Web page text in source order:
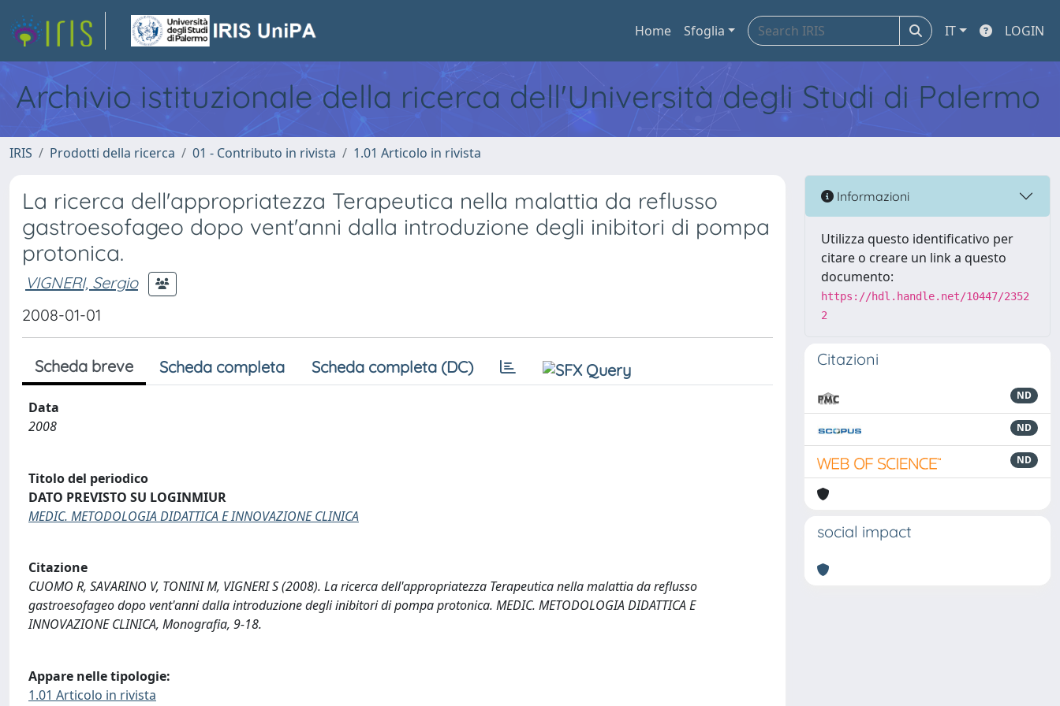
Home Sfoglia IT LOGIN
Archivio istituzionale della ricerca dell'Università degli Studi di Palermo
IRIS Prodotti della ricerca 01 - Contributo in rivista 1.01 Articolo in rivista
La ricerca dell'appropriatezza Terapeutica nella malattia da reflusso
gastroesofageo dopo vent'anni dalla introduzione degli inibitori di pompa
protonica.
VIGNERI, Sergio
2008-01-01
Scheda breve Scheda completa Scheda completa (DC)
Data
2008
Titolo del periodico
DATO PREVISTO SU LOGINMIUR
MEDIC. METODOLOGIA DIDATTICA E INNOVAZIONE CLINICA
Citazione
CUOMO R, SAVARINO V, TONINI M, VIGNERI S (2008). La ricerca dell'appropriatezza Terapeutica nella malattia da reflusso
gastroesofageo dopo vent'anni dalla introduzione degli inibitori di pompa protonica. MEDIC. METODOLOGIA DIDATTICA E
INNOVAZIONE CLINICA, Monografia, 9-18.
Appare nelle tipologie:
1.01 Articolo in rivista
Informazioni
Utilizza questo identificativo per
citare o creare un link a questo
documento:
https://hdl.handle.net/10447/2352
2
Citazioni
ND
ND
ND
social impact